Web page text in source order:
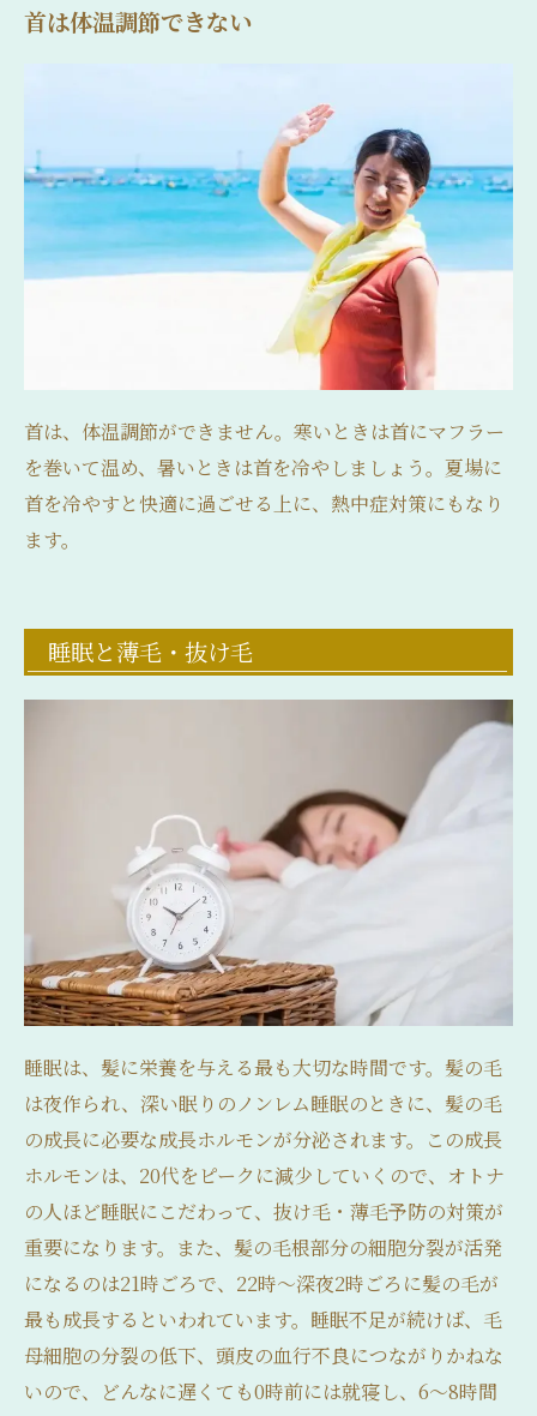
首は体温調節できない
首は、体温調節ができません。寒いときは首にマフラー
を巻いて温め、暑いときは首を冷やしましょう。夏場に
首を冷やすと快適に過ごせる上に、熱中症対策にもなり
ます。
睡眠と薄毛・抜け毛
睡眠は、髪に栄養を与える最も大切な時間です。髪の毛
は夜作られ、深い眠りのノンレム睡眠のときに、髪の毛
の成長に必要な成長ホルモンが分泌されます。この成長
ホルモンは、20代をピークに減少していくので、オトナ
の人ほど睡眠にこだわって、抜け毛・薄毛予防の対策が
重要になります。また、髪の毛根部分の細胞分裂が活発
になるのは21時ごろで、22時〜深夜2時ごろに髪の毛が
最も成長するといわれています。睡眠不足が続けば、毛
母細胞の分裂の低下、頭皮の血行不良につながりかねな
いので、どんなに遅くても0時前には就寝し、6〜8時間